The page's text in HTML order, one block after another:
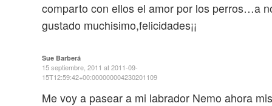
comparto con ellos el amor por los perros…a
gustado muchisimo,felicidades¡¡
Sue Barberá
15 septiembre, 2011 at 2011-09-
15T12:59:42+00:000000004230201109
Me voy a pasear a mi labrador Nemo ahora